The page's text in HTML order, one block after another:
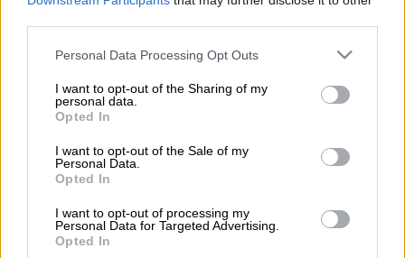
Please note that this website/app uses one or more Google
not limited to your visit or usage behaviour. You may click to
grant or deny consent to Google and its third-party tags to
use your data for below specified purposes in below Google
consent section.
Personal Data Processing Opt Outs
I want to opt-out of the Sharing of my
personal data.
Opted In
I want to opt-out of the Sale of my
Personal Data.
Opted In
I want to opt-out of processing my
Personal Data for Targeted Advertising.
Opted In
ψυχαγωγικούς σκοπούς.
Μετά τη νομιμοποίησή της την 17η
Οκτωβρίου, οι κάτοικοι του Οντάριο δεν
μπορούσαν να προμηθευτούν κάνναβη παρά
μονάχα παραγγέλλοντάς την διαδικτυακά
Στο Τορόντο, όπως αναφέρει το ΑΠΕ-